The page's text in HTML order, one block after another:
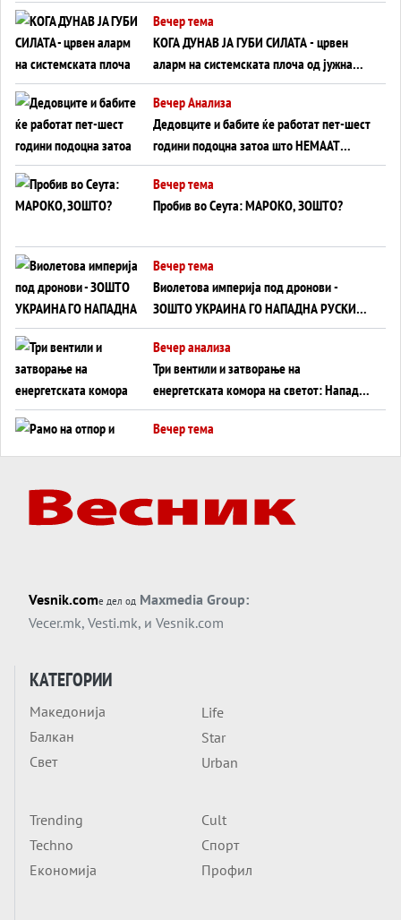
Вечер тема
КОГА ДУНАВ ЈА ГУБИ СИЛАТА - црвен
аларм на системската плоча од јужна
Германија до Црното Море...
Вечер Анализа
Дедовците и бабите ќе работат пет-шест
години подоцна затоа што НЕМААТ
ВНУЦИ ДА ГИ ЗАМЕНАТ
Вечер тема
Пробив во Сеута: МАРОКО, ЗОШТО?
Вечер тема
Виолетова империја под дронови -
ЗОШТО УКРАИНА ГО НАПАДНА РУСКИОТ
WILDBERRIES
Вечер анализа
Три вентили и затворање на
енергетската комора на светот: Нападот
во Суец најавува глобален енергетски
инфаркт?
Вечер тема
Вечер тема
Силиконскиот ѕид веќе не е непробоен,
Вечер тема
Трамп тврди дека повторно „разговара“
со Иран - ваквите моменти се поопасни
трикови што го соборија ЕНРОН ги
применуваат гигантите за ВИ
Вечер тема
ОД ШАХЕД ДО СВЕТСКА ВОЈНА?
Обвинувањето кон Русија го поврзува
Vesnik.comе дел од Maxmedia Group:
Vecer.mk, Vesti.mk, и Vesnik.com
КАТЕГОРИИ
Македонија
Балкан
Свет
Life
Star
Urban
Trending
Techno
Економија
Cult
Спорт
Профил